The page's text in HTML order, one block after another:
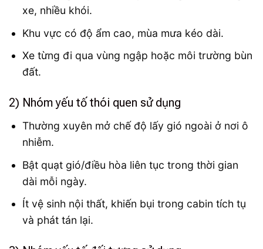
xe, nhiều khói.
Khu vực có độ ẩm cao, mùa mưa kéo dài.
Xe từng đi qua vùng ngập hoặc môi trường bùn
đất.
2) Nhóm yếu tố thói quen sử dụng
Thường xuyên mở chế độ lấy gió ngoài ở nơi ô
nhiễm.
Bật quạt gió/điều hòa liên tục trong thời gian
dài mỗi ngày.
Ít vệ sinh nội thất, khiến bụi trong cabin tích tụ
và phát tán lại.